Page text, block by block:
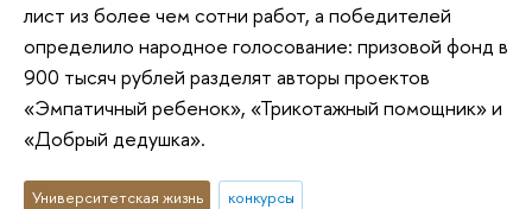
лист из более чем сотни работ, а победителей
определило народное голосование: призовой фонд в
900 тысяч рублей разделят авторы проектов
«Эмпатичный ребенок», «Трикотажный помощник» и
«Добрый дедушка».
Университетская жизнь конкурсы